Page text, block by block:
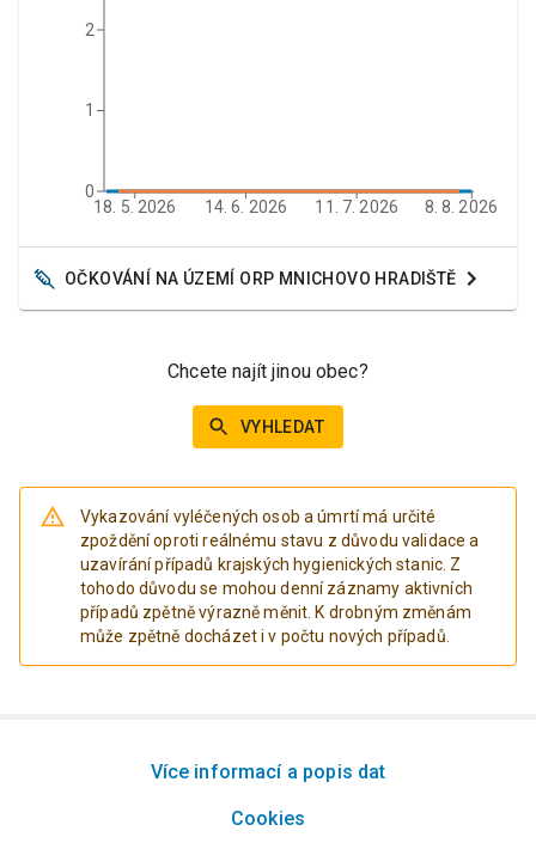
18. 5. 2026 14. 6. 2026 11. 7. 2026 8. 8. 2026
0
1
2
OČKOVÁNÍ NA ÚZEMÍ ORP MNICHOVO HRADIŠTĚ
Chcete najít jinou obec?
VYHLEDAT
Vykazování vyléčených osob a úmrtí má určité
zpoždění oproti reálnému stavu z důvodu validace a
uzavírání případů krajských hygienických stanic. Z
tohodo důvodu se mohou denní záznamy aktivních
případů zpětně výrazně měnit. K drobným změnám
může zpětně docházet i v počtu nových případů.
Více informací a popis dat
Cookies